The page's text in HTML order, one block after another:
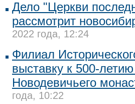
Дело "Церкви
рассмотрит
2022 года, 12:24
Филиал
выставку к 500-
Новодевичьего
года, 10:22